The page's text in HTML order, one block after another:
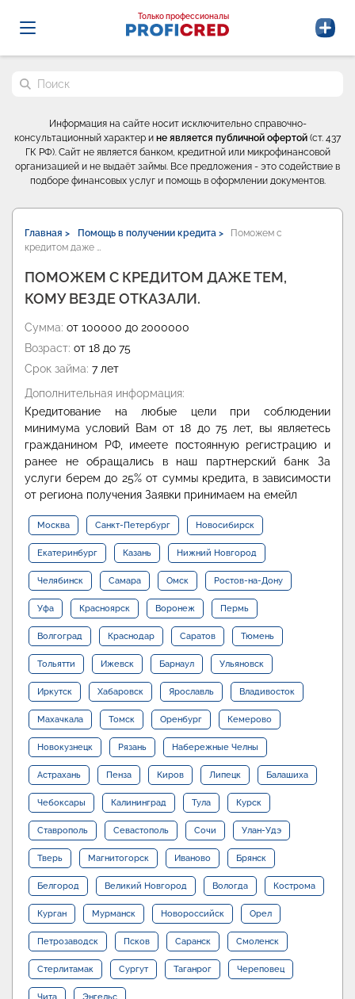
Probrokery - Только профессионалы
Только профессионалы
Поиск по сайту
Информация на сайте носит исключительно справочно-
консультационный характер и не является публичной офертой (ст. 437
ГК РФ). Сайт не является банком, кредитной или микрофинансовой
организацией и не выдаёт займы. Все предложения - это содействие в
подборе финансовых услуг и помощь в оформлении документов.
Главная > Помощь в получении кредита >
Поможем с
кредитом даже …
ПОМОЖЕМ С КРЕДИТОМ ДАЖЕ ТЕМ,
КОМУ ВЕЗДЕ ОТКАЗАЛИ.
Сумма: от 100000 до 2000000
Возраст: от 18 до 75
Срок займа: 7 лет
Дополнительная информация:
Кредитование на любые цели при соблюдении
минимума условий Вам от 18 до 75 лет, вы являетесь
гражданином РФ, имеете постоянную регистрацию и
ранее не обращались в наш партнерский банк За
услуги берем до 25% от суммы кредита, в зависимости
от региона получения Заявки принимаем на емейл
Москва Санкт-Петербург Новосибирск
Екатеринбург Казань Нижний Новгород
Челябинск Самара Омск Ростов-на-Дону
Уфа Красноярск Воронеж Пермь
Волгоград Краснодар Саратов Тюмень
Тольятти Ижевск Барнаул Ульяновск
Иркутск Хабаровск Ярославль Владивосток
Махачкала Томск Оренбург Кемерово
Новокузнецк Рязань Набережные Челны
Астрахань Пенза Киров Липецк Балашиха
Чебоксары Калининград Тула Курск
Ставрополь Севастополь Сочи Улан-Удэ
Тверь Магнитогорск Иваново Брянск
Белгород Великий Новгород Вологда Кострома
Курган Мурманск Новороссийск Орел
Петрозаводск Псков Саранск Смоленск
Стерлитамак Сургут Таганрог Череповец